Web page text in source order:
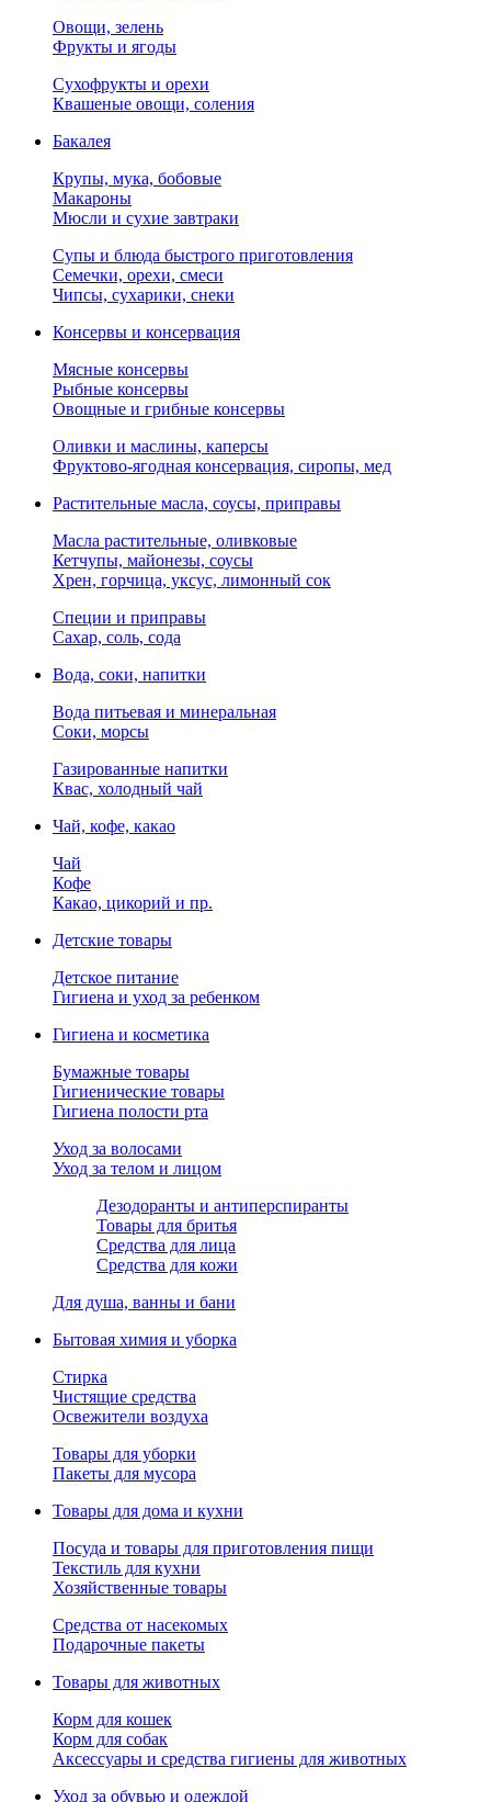
Овощи, зелень
Фрукты и ягоды
Сухофрукты и орехи
Квашеные овощи, соления
Бакалея
Крупы, мука, бобовые
Макароны
Мюсли и сухие завтраки
Супы и блюда быстрого приготовления
Семечки, орехи, смеси
Чипсы, сухарики, снеки
Консервы и консервация
Мясные консервы
Рыбные консервы
Овощные и грибные консервы
Оливки и маслины, каперсы
Фруктово-ягодная консервация, сиропы, мед
Растительные масла, соусы, приправы
Масла растительные, оливковые
Кетчупы, майонезы, соусы
Хрен, горчица, уксус, лимонный сок
Специи и приправы
Сахар, соль, сода
Вода, соки, напитки
Вода питьевая и минеральная
Соки, морсы
Газированные напитки
Квас, холодный чай
Чай, кофе, какао
Чай
Кофе
Какао, цикорий и пр.
Детские товары
Детское питание
Гигиена и уход за ребенком
Гигиена и косметика
Бумажные товары
Гигиенические товары
Гигиена полости рта
Уход за волосами
Уход за телом и лицом
Дезодоранты и антиперспиранты
Товары для бритья
Средства для лица
Средства для кожи
Для душа, ванны и бани
Бытовая химия и уборка
Стирка
Чистящие средства
Освежители воздуха
Товары для уборки
Пакеты для мусора
Товары для дома и кухни
Посуда и товары для приготовления пищи
Текстиль для кухни
Хозяйственные товары
Средства от насекомых
Подарочные пакеты
Товары для животных
Корм для кошек
Корм для собак
Аксессуары и средства гигиены для животных
Уход за обувью и одеждой